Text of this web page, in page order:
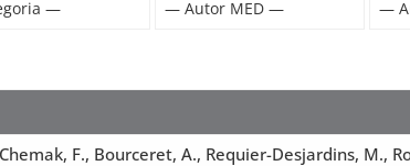
F., Bourceret, A., Requier-Desjardins, M.,